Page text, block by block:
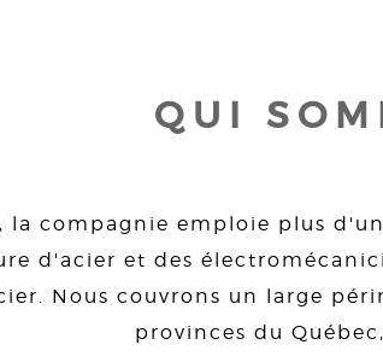
QUI
la compagnie emploie plus
d'acier et des
Nous couvrons un large
provinces du